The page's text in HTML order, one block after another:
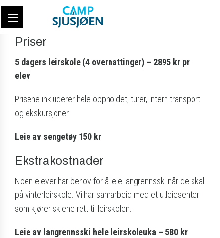
Priser
5 dagers leirskole (4 overnattinger) – 2895 kr pr
elev
Prisene inkluderer hele oppholdet, turer, intern transport
og ekskursjoner.
Leie av sengetøy 150 kr
Ekstrakostnader
Noen elever har behov for å leie langrennsski når de skal
på vinterleirskole. Vi har samarbeid med et utleiesenter
som kjører skiene rett til leirskolen.
Leie av langrennsski hele leirskoleuka – 580 kr